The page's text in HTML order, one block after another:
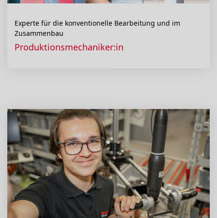
Experte für die konventionelle Bearbeitung und im
Zusammenbau
Produktionsmechaniker:in